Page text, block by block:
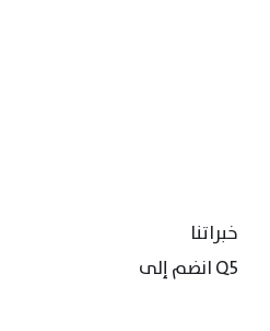
خبراتنا
انضم إلى Q5